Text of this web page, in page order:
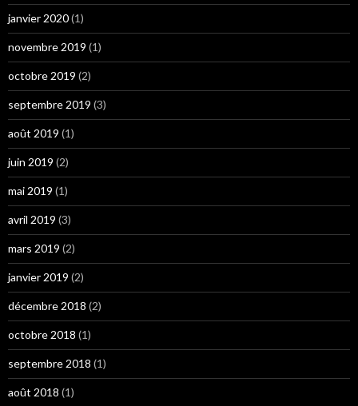
janvier 2020(1)
novembre 2019 (1)
octobre 2019 (2)
septembre 2019 (3)
août 2019 (1)
juin 2019 (2)
mai 2019 (1)
avril 2019 (3)
mars 2019 (2)
janvier 2019 (2)
décembre 2018 (2)
octobre 2018 (1)
septembre 2018 (1)
août 2018 (1)